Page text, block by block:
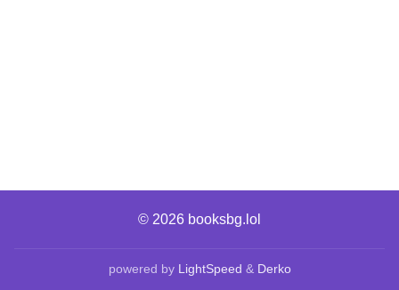
© 2026 booksbg.lol
powered by LightSpeed & Derko